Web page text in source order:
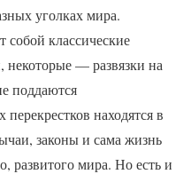
уголках мира.
собой классические
некоторые — развязки на
поддаются
находятся в
законы и сама жизнь
развитого мира. Но есть и